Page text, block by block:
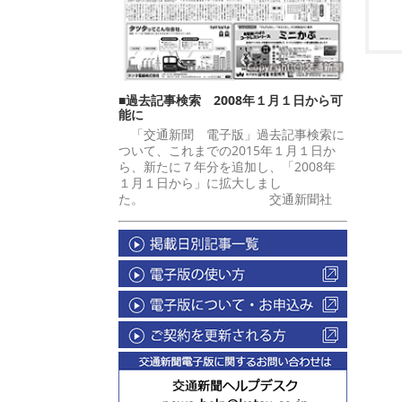
■過去記事検索 2008年１月１日から可
能に
「交通新聞 電子版」過去記事検索に
ついて、これまでの2015年１月１日か
ら、新たに７年分を追加し、「2008年
１月１日から」に拡大しまし
た。 交通新聞社